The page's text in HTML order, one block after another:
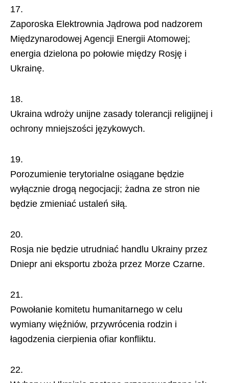
Zaporoska Elektrownia Jądrowa pod nadzorem
Międzynarodowej Agencji Energii Atomowej;
energia dzielona po połowie między Rosję i
Ukrainę.
Ukraina wdroży unijne zasady tolerancji religijnej i
ochrony mniejszości językowych.
Porozumienie terytorialne osiągane będzie
wyłącznie drogą negocjacji; żadna ze stron nie
będzie zmieniać ustaleń siłą.
Rosja nie będzie utrudniać handlu Ukrainy przez
Dniepr ani eksportu zboża przez Morze Czarne.
Powołanie komitetu humanitarnego w celu
wymiany więźniów, przywrócenia rodzin i
łagodzenia cierpienia ofiar konfliktu.